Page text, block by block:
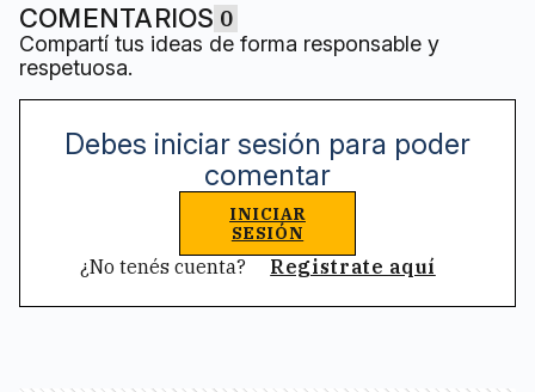
COMENTARIOS 0
Compartí tus ideas de forma responsable y
respetuosa.
Debes iniciar sesión para poder
comentar
INICIAR
SESIÓN
¿No tenés cuenta? Registrate aquí